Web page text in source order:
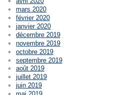
mars 2020
février 2020
janvier 2020
décembre 2019
novembre 2019
octobre 2019
septembre 2019
août 2019
juillet 2019
juin 2019